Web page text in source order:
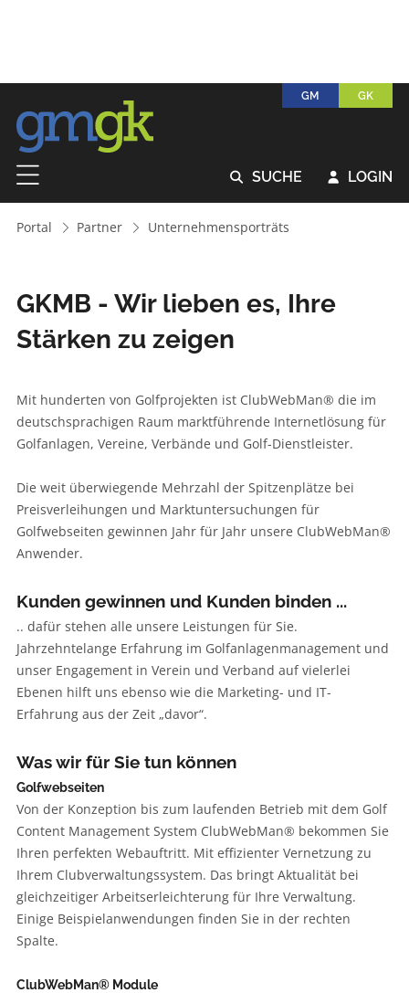
GM GK
 SUCHE  LOGIN
Portal Partner Unternehmensporträts
GKMB - Wir lieben es, Ihre
Stärken zu zeigen
Mit hunderten von Golfprojekten ist ClubWebMan® die im
deutschsprachigen Raum marktführende Internetlösung für
Golfanlagen, Vereine, Verbände und Golf-Dienstleister.
Die weit überwiegende Mehrzahl der Spitzenplätze bei
Preisverleihungen und Marktuntersuchungen für
Golfwebseiten gewinnen Jahr für Jahr unsere ClubWebMan®
Anwender.
Kunden gewinnen und Kunden binden ...
.. dafür stehen alle unsere Leistungen für Sie.
Jahrzehntelange Erfahrung im Golfanlagenmanagement und
unser Engagement in Verein und Verband auf vielerlei
Ebenen hilft uns ebenso wie die Marketing- und IT-
Erfahrung aus der Zeit „davor“.
Was wir für Sie tun können
Golfwebseiten
Von der Konzeption bis zum laufenden Betrieb mit dem Golf
Content Management System ClubWebMan® bekommen Sie
Ihren perfekten Webauftritt. Mit effizienter Vernetzung zu
Ihrem Clubverwaltungssystem. Das bringt Aktualität bei
gleichzeitiger Arbeitserleichterung für Ihre Verwaltung.
Einige Beispielanwendungen finden Sie in der rechten
Spalte.
ClubWebMan® Module